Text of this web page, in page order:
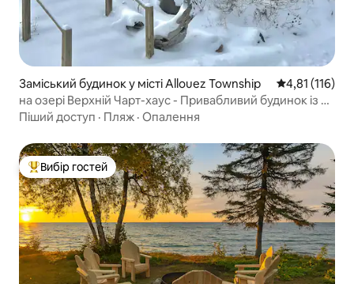
Заміський будинок у місті Allouez Township Середня
4,81 (116)
на озері Верхній Чарт-хаус - Привабливий будинок із 2
спальнями
Піший доступ · Пляж · Опалення
Топ вибір гостей
Вибір гостей